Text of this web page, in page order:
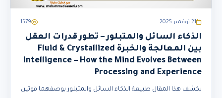
21 نوفمبر 2025 1579
الذكاء السائل والمتبلور – تطور قدرات العقل
بين المعالجة والخبرة Fluid & Crystallized
Intelligence – How the Mind Evolves Between
Processing and Experience
يكشف هذا المقال طبيعة الذكاء السائل والمتبلور بوصفهما قوتين